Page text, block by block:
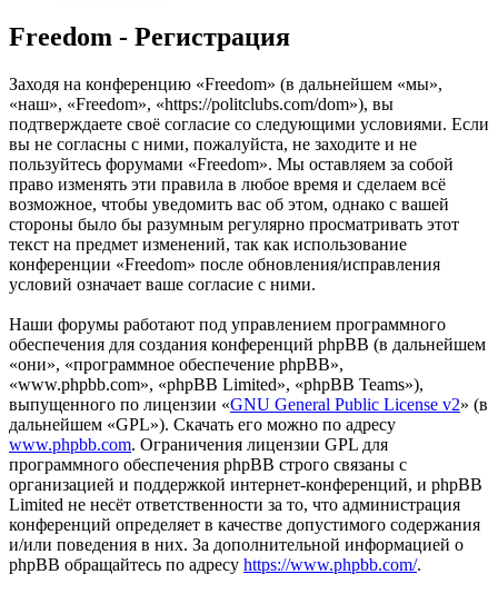
Freedom - Регистрация
Заходя на конференцию «Freedom» (в дальнейшем «мы»,
«наш», «Freedom», «https://politclubs.com/dom»), вы
подтверждаете своё согласие со следующими условиями. Если
вы не согласны с ними, пожалуйста, не заходите и не
пользуйтесь форумами «Freedom». Мы оставляем за собой
право изменять эти правила в любое время и сделаем всё
возможное, чтобы уведомить вас об этом, однако с вашей
стороны было бы разумным регулярно просматривать этот
текст на предмет изменений, так как использование
конференции «Freedom» после обновления/исправления
условий означает ваше согласие с ними.
Наши форумы работают под управлением программного
обеспечения для создания конференций phpBB (в дальнейшем
«они», «программное обеспечение phpBB»,
«www.phpbb.com», «phpBB Limited», «phpBB Teams»),
выпущенного по лицензии «GNU General Public License v2» (в
дальнейшем «GPL»). Скачать его можно по адресу
www.phpbb.com. Ограничения лицензии GPL для
программного обеспечения phpBB строго связаны с
организацией и поддержкой интернет-конференций, и phpBB
Limited не несёт ответственности за то, что администрация
конференций определяет в качестве допустимого содержания
и/или поведения в них. За дополнительной информацией о
phpBB обращайтесь по адресу https://www.phpbb.com/.